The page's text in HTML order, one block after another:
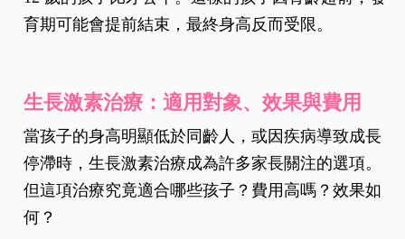
育期可能會提前結束，最終身高反而受限。
生長激素治療：適用對象、效果與費用
當孩子的身高明顯低於同齡人，或因疾病導致成長
停滯時，生長激素治療成為許多家長關注的選項。
但這項治療究竟適合哪些孩子？費用高嗎？效果如
何？